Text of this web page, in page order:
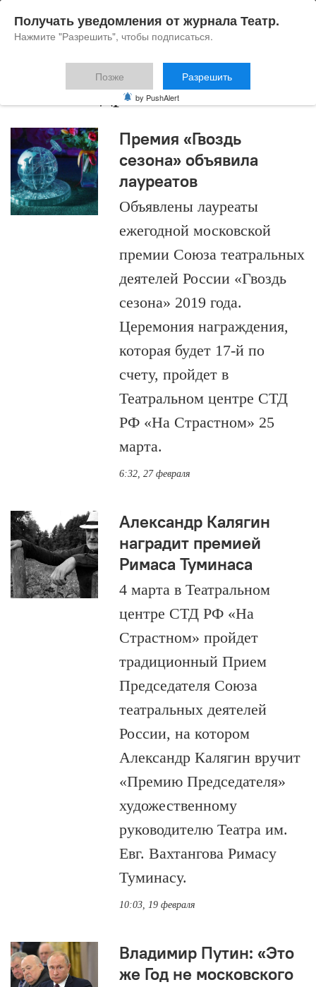
Александр Калягин
Премия «Гвоздь
сезона» объявила
лауреатов
Объявлены лауреаты
ежегодной московской
премии Союза театральных
деятелей России «Гвоздь
сезона» 2019 года.
Церемония награждения,
которая будет 17-й по
счету, пройдет в
Театральном центре СТД
РФ «На Страстном» 25
марта.
6:32, 27 февраля
Александр Калягин
наградит премией
Римаса Туминаса
4 марта в Театральном
центре СТД РФ «На
Страстном» пройдет
традиционный Прием
Председателя Союза
театральных деятелей
России, на котором
Александр Калягин вручит
«Премию Председателя»
художественному
руководителю Театра им.
Евг. Вахтангова Римасу
Туминасу.
10:03, 19 февраля
Владимир Путин: «Это
же Год не московского
Получать уведомления от журнала Театр.
Нажмите "Разрешить", чтобы подписаться.
Позже Разрешить
by PushAlert